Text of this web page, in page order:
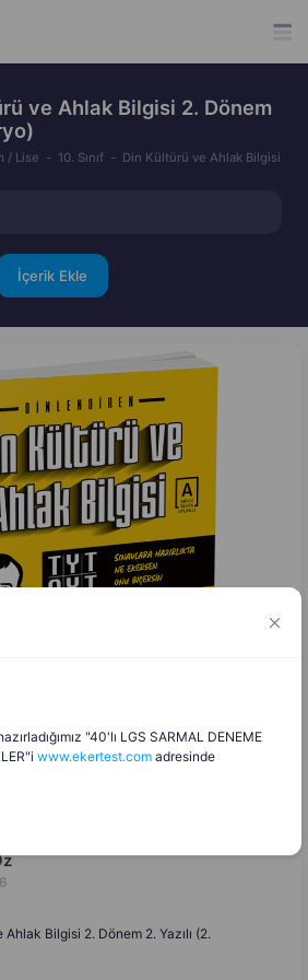
ve Ahlak Bilgisi 2. Dönem
/ Lise 10. Sınıf Din Kültürü ve Ahlak Bilgisi
İçerik Ekle
Ahlak Bilgisi 2. Dönem 2. Yazılı (2.
"40'lı LGS SARMAL DENEME
www.ekertest.com adresinde